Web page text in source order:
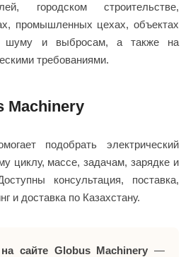
городском строительстве,
промышленных цехах, объектах
шуму и выбросам, а также на
требованиями.
Machinery
подобрать электрический
циклу, массе, задачам, зарядке и
консультация, поставка,
и доставка по Казахстану.
сайте Globus Machinery —